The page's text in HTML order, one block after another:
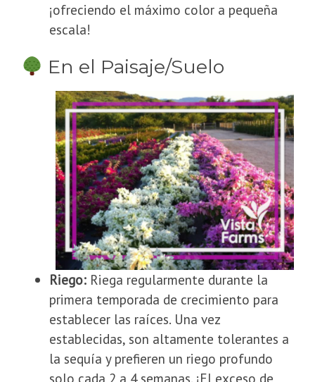
¡ofreciendo el máximo color a pequeña
escala!
En el Paisaje/Suelo
Riego: Riega regularmente durante la
primera temporada de crecimiento para
establecer las raíces. Una vez
establecidas, son altamente tolerantes a
la sequía y prefieren un riego profundo
solo cada 2 a 4 semanas. ¡El exceso de